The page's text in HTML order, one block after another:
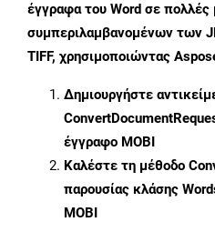
έγγραφα του Word σε πολλές
συμπεριλαμβανομένων των
TIFF, χρησιμοποιώντας
Δημιουργήστε
έγγραφο MOBI
Καλέστε τη μέθοδο
παρουσίας κλάσης
MOBI